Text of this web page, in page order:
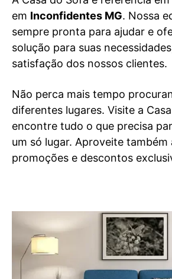
em Inconfidentes MG. Nossa
sempre pronta para ajudar e
solução para suas
satisfação dos nossos clientes.
Não perca mais tempo
diferentes lugares. Visite a
encontre tudo o que precisa
um só lugar. Aproveite também
promoções e descontos